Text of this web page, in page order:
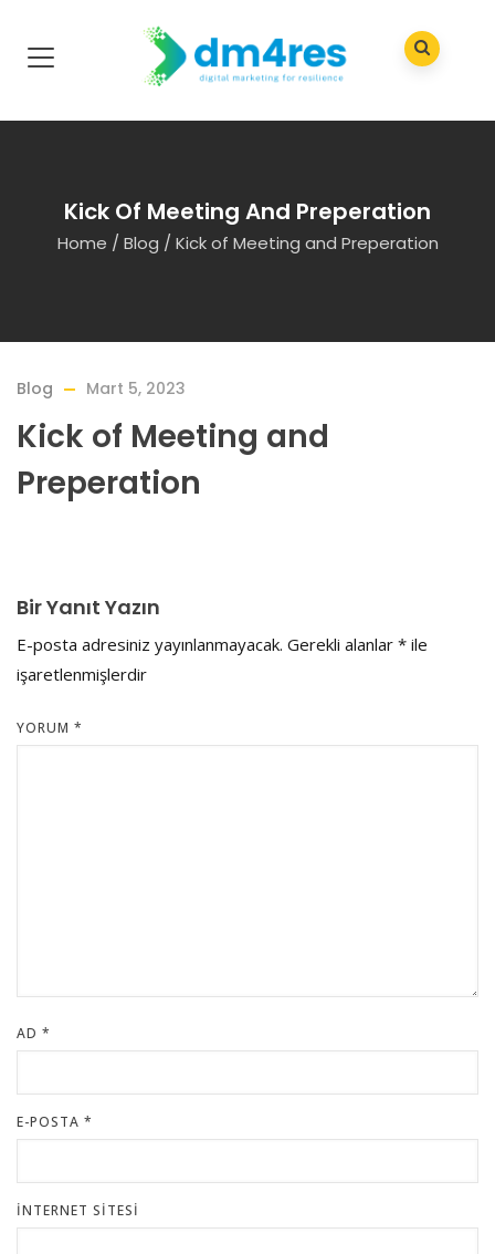
Kick Of Meeting And Preperation
Home / Blog / Kick of Meeting and Preperation
Blog Mart 5, 2023
Kick of Meeting and
Preperation
Bir Yanıt Yazın
E-posta adresiniz yayınlanmayacak. Gerekli alanlar * ile
işaretlenmişlerdir
YORUM *
AD *
E-POSTA *
İNTERNET SITESI